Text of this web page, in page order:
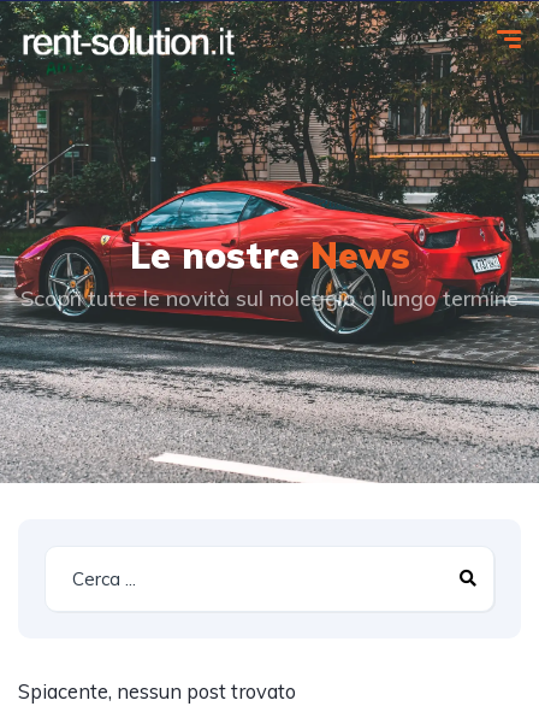
Le nostreNews
Scopri tutte le novità sul noleggio a lungo termine
Spiacente, nessun post trovato